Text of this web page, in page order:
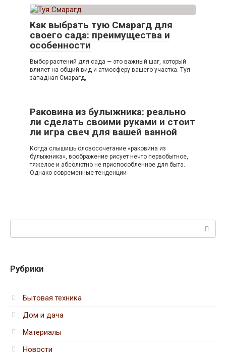
Как выбрать тую Смарагд для
своего сада: преимущества и
особенности
Выбор растений для сада — это важный шаг, который
влияет на общий вид и атмосферу вашего участка. Туя
западная Смарагд,
Раковина из булыжника: реально
ли сделать своими руками и стоит
ли игра свеч для вашей ванной
Когда слышишь словосочетание «раковина из
булыжника», воображение рисует нечто первобытное,
тяжелое и абсолютно не приспособленное для быта.
Однако современные тенденции
Рубрики
Бытовая техника
Дом и дача
Материалы
Новости